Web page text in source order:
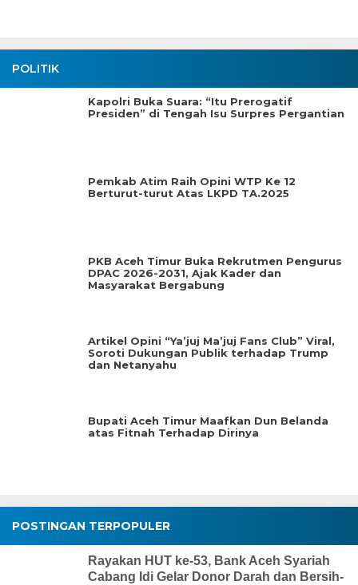
POLITIK
Kapolri Buka Suara: “Itu Prerogatif
Presiden” di Tengah Isu Surpres Pergantian
Pemkab Atim Raih Opini WTP Ke 12
Berturut-turut Atas LKPD TA.2025
PKB Aceh Timur Buka Rekrutmen Pengurus
DPAC 2026-2031, Ajak Kader dan
Masyarakat Bergabung
Artikel Opini “Ya’juj Ma’juj Fans Club” Viral,
Soroti Dukungan Publik terhadap Trump
dan Netanyahu
Bupati Aceh Timur Maafkan Dun Belanda
atas Fitnah Terhadap Dirinya
POSTINGAN TERPOPULER
Rayakan HUT ke-53, Bank Aceh Syariah
Cabang Idi Gelar Donor Darah dan Bersih-